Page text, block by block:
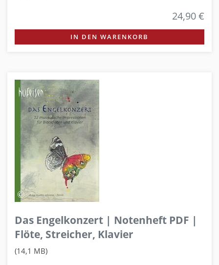
24,90 €
IN DEN WARENKORB
Das Engelkonzert | Notenheft PDF |
Flöte, Streicher, Klavier
(14,1 MB)